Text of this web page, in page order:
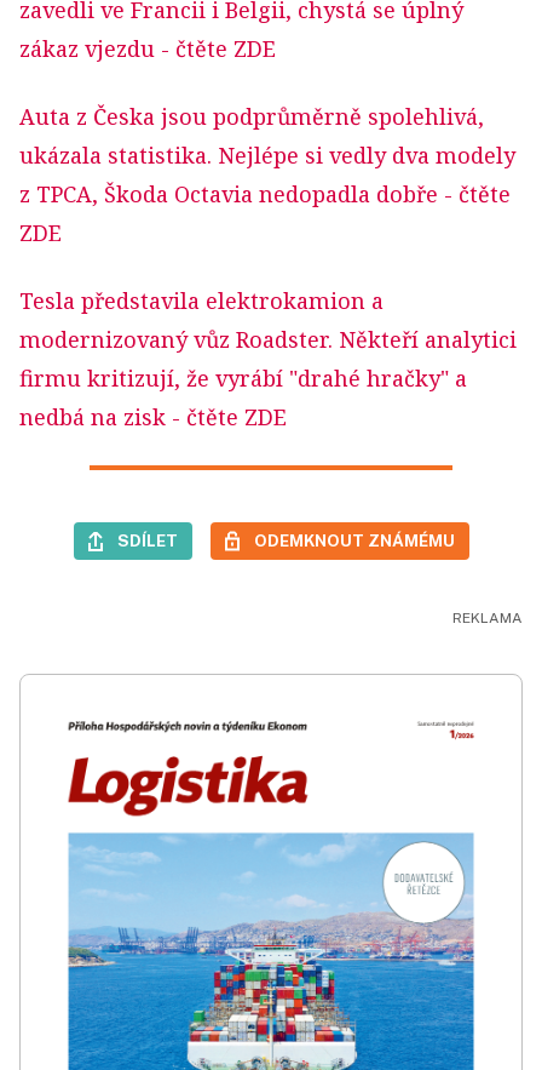
zavedli ve Francii i Belgii, chystá se úplný
zákaz vjezdu - čtěte ZDE
Auta z Česka jsou podprůměrně spolehlivá,
ukázala statistika. Nejlépe si vedly dva modely
z TPCA, Škoda Octavia nedopadla dobře - čtěte
ZDE
Tesla představila elektrokamion a
modernizovaný vůz Roadster. Někteří analytici
firmu kritizují, že vyrábí "drahé hračky" a
nedbá na zisk - čtěte ZDE
SDÍLET ODEMKNOUT ZNÁMÉMU